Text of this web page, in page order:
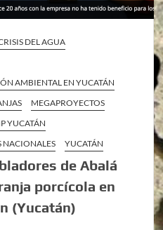
DEL AGUA
AMBIENTAL EN YUCATÁN
MEGAPROYECTOS
YUCATÁN
NACIONALES YUCATÁN
de Abalá
porcícola en
(Yucatán)